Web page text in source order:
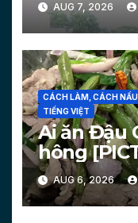
AUG 7, 2026
CÁCH LÀM, CÁCH
TIẾNG VIỆT
Ai ăn Đậu
hông
AUG 6, 2026